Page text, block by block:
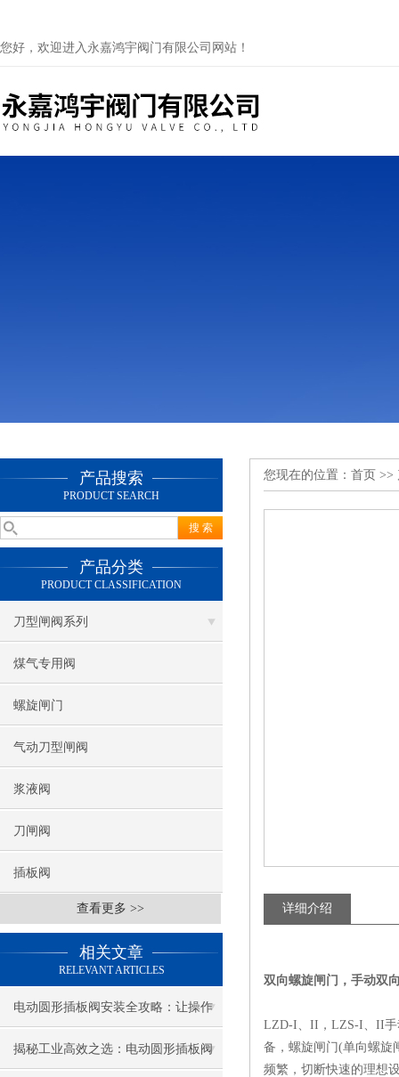
您好，欢迎进入永嘉鸿宇阀门有限公司网站！
产品搜索
PRODUCT SEARCH
产品分类
PRODUCT CLASSIFICATION
刀型闸阀系列
煤气专用阀
螺旋闸门
气动刀型闸阀
浆液阀
刀闸阀
插板阀
查看更多 >>
相关文章
RELEVANT ARTICLES
电动圆形插板阀安装全攻略：让操作
变得简单高效！
揭秘工业高效之选：电动圆形插板阀
您现在的位置： 首页 >>
详细介绍
双向螺旋闸门，手动双
LZD-I、II，LZS-I、II手
备，螺旋闸门(单向螺旋
频繁，切断快速的理想